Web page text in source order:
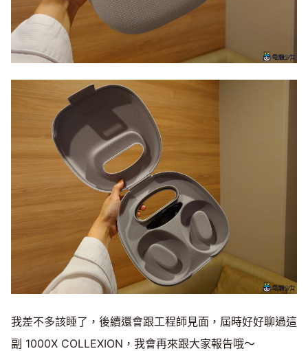
我差不多該睡了，後續還會跟工程師見面，屆時好好聊過這
副 1000X COLLEXION，我會再來跟大家報告哦～